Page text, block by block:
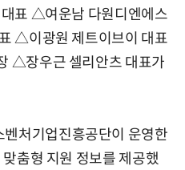
표 △여운남 다원디엔에스
△이광원 제트이브이 대표
△장우근 셀리안츠 대표가
처기업진흥공단이 운영한
춤형 지원 정보를 제공했